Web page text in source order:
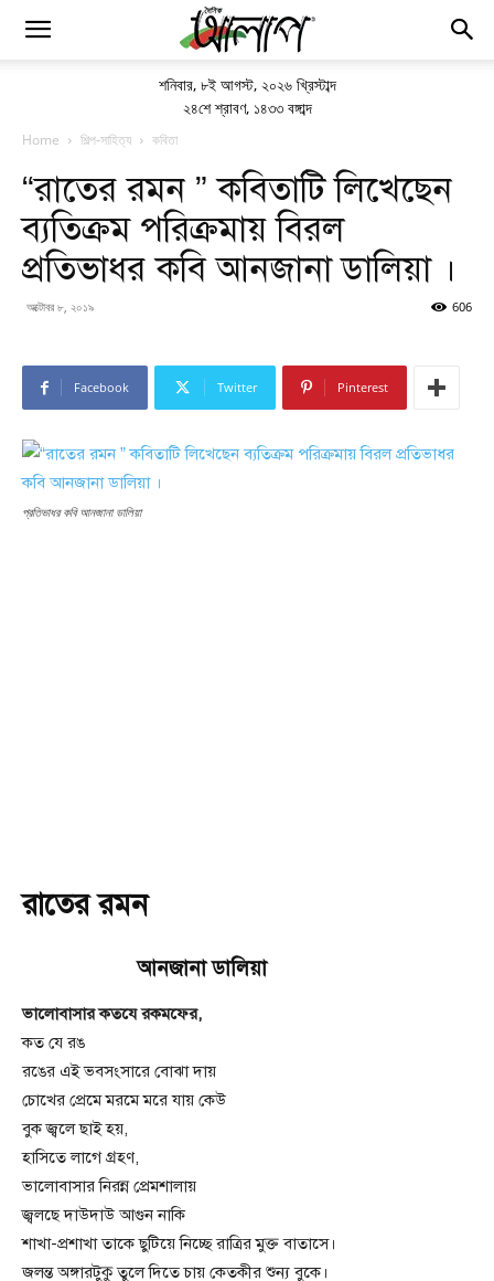
শনিবার, ৮ই আগস্ট, ২০২৬ খ্রিস্টাব্দ
২৪শে শ্রাবণ, ১৪৩৩ বঙ্গাব্দ
Home শিল্প-সাহিত্য কবিতা
“রাতের রমন ” কবিতাটি লিখেছেন
ব্যতিক্রম পরিক্রমায় বিরল
প্রতিভাধর কবি আনজানা ডালিয়া ।
অক্টোবর ৮, ২০১৯ 606
Facebook Twitter Pinterest
প্রতিভাধর কবি আনজানা ডালিয়া
রাতের রমন
আনজানা ডালিয়া
ভালোবাসার কতযে রকমফের,
কত যে রঙ
রঙের এই ভবসংসারে বোঝা দায়
চোখের প্রেমে মরমে মরে যায় কেউ
বুক জ্বলে ছাই হয়,
হাসিতে লাগে গ্রহণ,
ভালোবাসার নিরন্ন প্রেমশালায়
জ্বলছে দাউদাউ আগুন নাকি
শাখা-প্রশাখা তাকে ছুটিয়ে নিচ্ছে রাত্রির মুক্ত বাতাসে।
জলন্ত অঙ্গারটুকু তুলে দিতে চায় কেতকীর শুন্য বুকে।